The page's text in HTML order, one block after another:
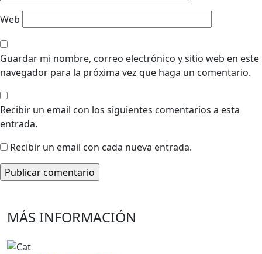
Web
Guardar mi nombre, correo electrónico y sitio web en este
navegador para la próxima vez que haga un comentario.
Recibir un email con los siguientes comentarios a esta
entrada.
Recibir un email con cada nueva entrada.
MÁS INFORMACIÓN